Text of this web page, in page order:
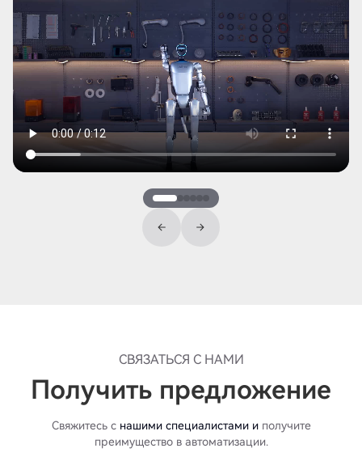
СВЯЗАТЬСЯ С НАМИ
Получить предложение
Свяжитесь с нашими специалистами иполучите
преимущество в автоматизации.